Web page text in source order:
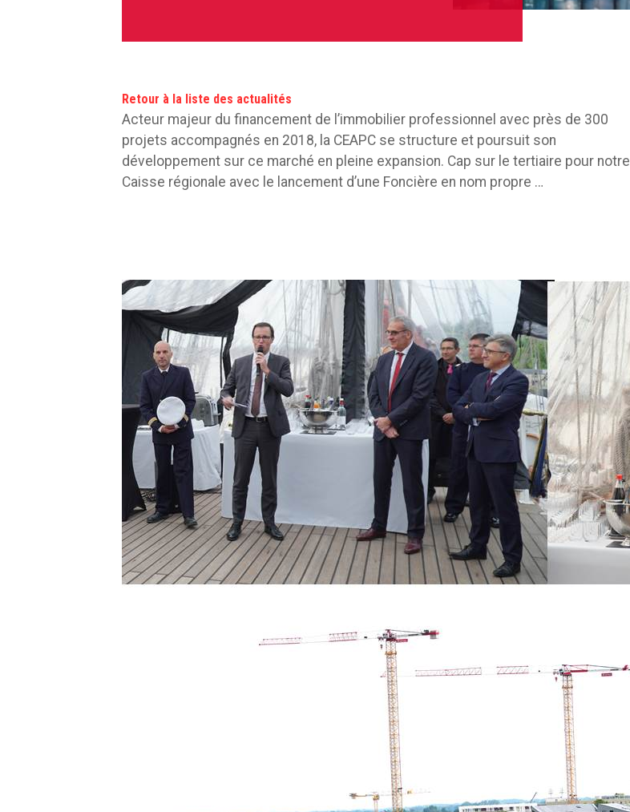
Retour à la liste des actualités
Acteur majeur du financement de l’immobilier professionnel avec près de 300
projets accompagnés en 2018, la CEAPC se structure et poursuit son
développement sur ce marché en pleine expansion. Cap sur le tertiaire pour notre
Caisse régionale avec le lancement d’une Foncière en nom propre …